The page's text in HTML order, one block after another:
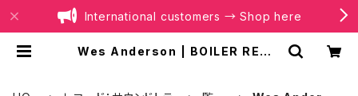
International customers → Shop here
Wes Anderson | BOILER RECO